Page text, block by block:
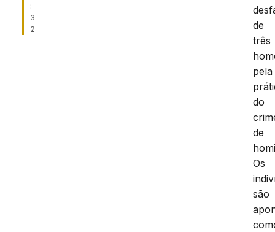
:
3
2
de
três
pela
do
de
Os
são